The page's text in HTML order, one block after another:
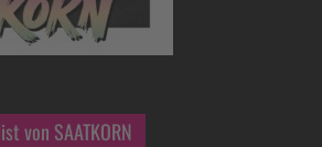
von SAATKORN